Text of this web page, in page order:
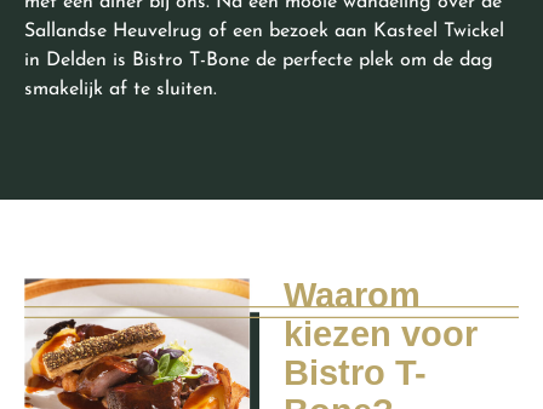
Sallandse Heuvelrug of een bezoek aan Kasteel Twickel
in Delden is Bistro T-Bone de perfecte plek om de dag
smakelijk af te sluiten.
Waarom
kiezen voor
Bistro T-